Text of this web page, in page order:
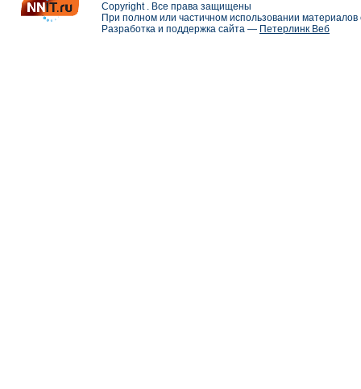
Copyright . Все права защищены
При полном или частичном использовании
Разработка и поддержка сайта — Петерлинк Веб